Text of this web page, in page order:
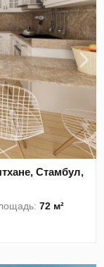
Стамбул,
72 м²